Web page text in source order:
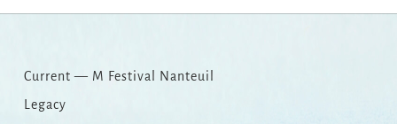
Current — M Festival Nanteuil
Legacy